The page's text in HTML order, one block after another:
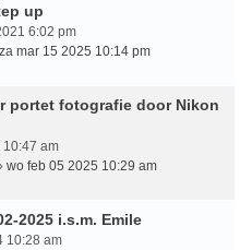
up
6:02 pm
za mar 15 2025 10:14 pm
portet fotografie door Nikon
am
wo feb 05 2025 10:29 am
2025 i.s.m. Emile
10:28 am